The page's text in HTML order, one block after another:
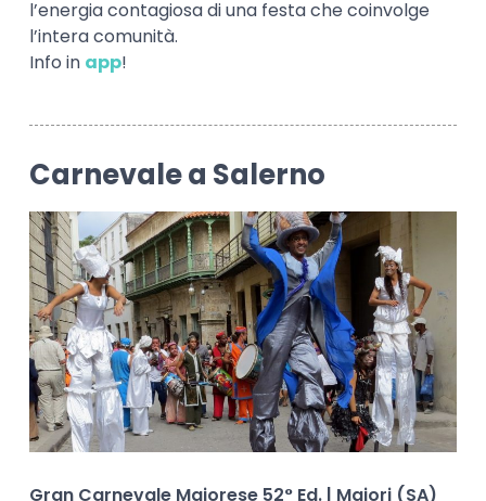
l’energia contagiosa di una festa che coinvolge
l’intera comunità.
Info in app!
Carnevale a Salerno
Gran Carnevale Maiorese 52° Ed. | Maiori (SA)